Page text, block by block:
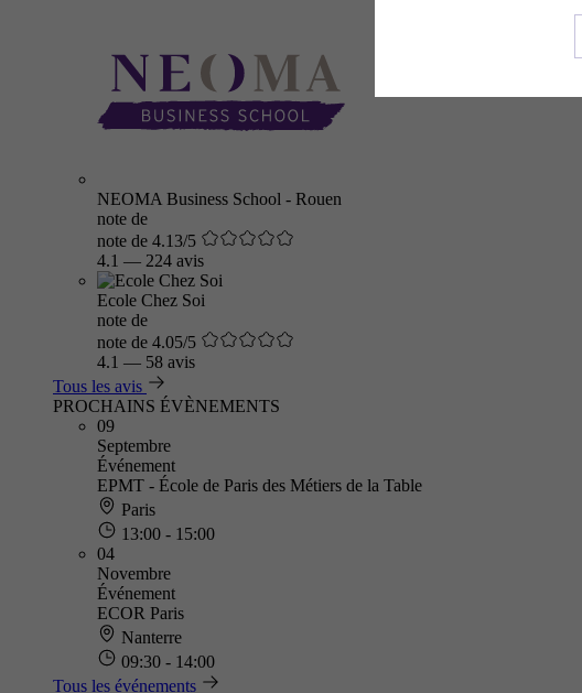
NEOMA Business School - Rouen
note de
note de 4.13/5
4.1 — 224 avis
Ecole Chez Soi
note de
note de 4.05/5
4.1 — 58 avis
Tous les avis
PROCHAINS ÉVÈNEMENTS
09
Septembre
Événement
EPMT - École de Paris des Métiers de la Table
Paris
13:00 - 15:00
04
Novembre
Événement
ECOR Paris
Nanterre
09:30 - 14:00
Tous les événements